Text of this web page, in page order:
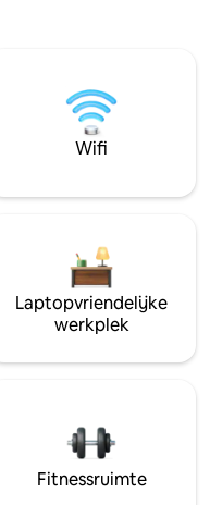
Wifi
Laptopvriendelijke
werkplek
Fitnessruimte